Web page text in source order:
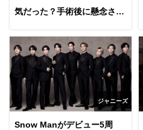
気だった？手術後に懸念され
ジャニーズ
Snow Manがデビュー5周